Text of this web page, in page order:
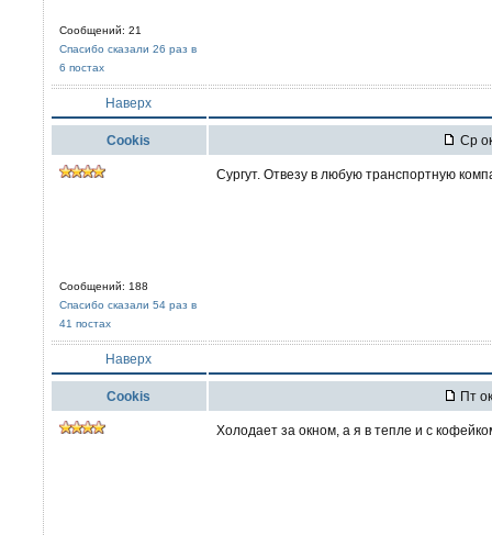
Сообщений: 21
Спасибо сказали 26 раз в
6 постах
Наверх
Cookis Ср
Сообщений: 188
Спасибо сказали 54 раз в
41 постах
Сургут. Отвезу в любую транспортную
Наверх
Cookis Пт
Холодает за окном, а я в тепле и с